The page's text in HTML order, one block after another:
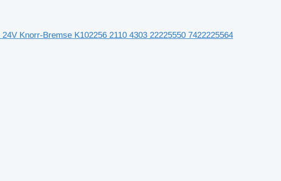
Knorr-Bremse K102256 2110 4303 22225550 7422225564